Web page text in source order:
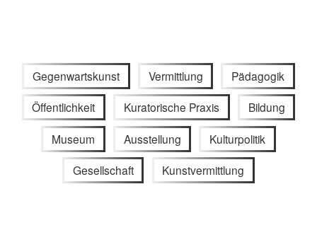
Gegenwartskunst Vermittlung Pädagogik
Öffentlichkeit Kuratorische Praxis Bildung
Museum Ausstellung Kulturpolitik
Gesellschaft Kunstvermittlung